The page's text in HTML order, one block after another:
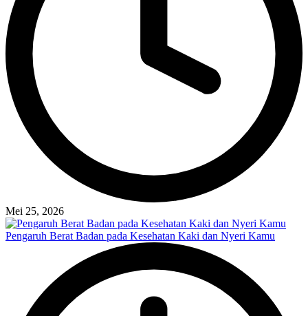
Mei 25, 2026
Pengaruh Berat Badan pada Kesehatan Kaki dan Nyeri Kamu